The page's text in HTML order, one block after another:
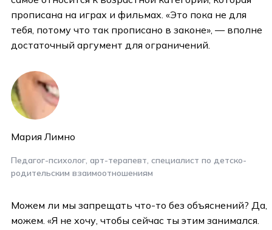
прописана на играх и фильмах. «Это пока не для
тебя, потому что так прописано в законе», — вполне
достаточный аргумент для ограничений.
Мария Лимно
Педагог-психолог, арт-терапевт, специалист по детско-
родительским взаимоотношениям
Можем ли мы запрещать что-то без объяснений? Да,
можем. «Я не хочу, чтобы сейчас ты этим занимался.